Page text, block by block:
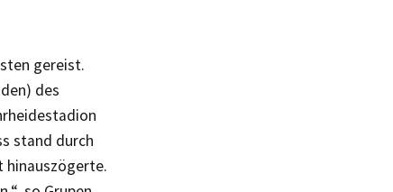
gereist.
des
stand durch
hinauszögerte.